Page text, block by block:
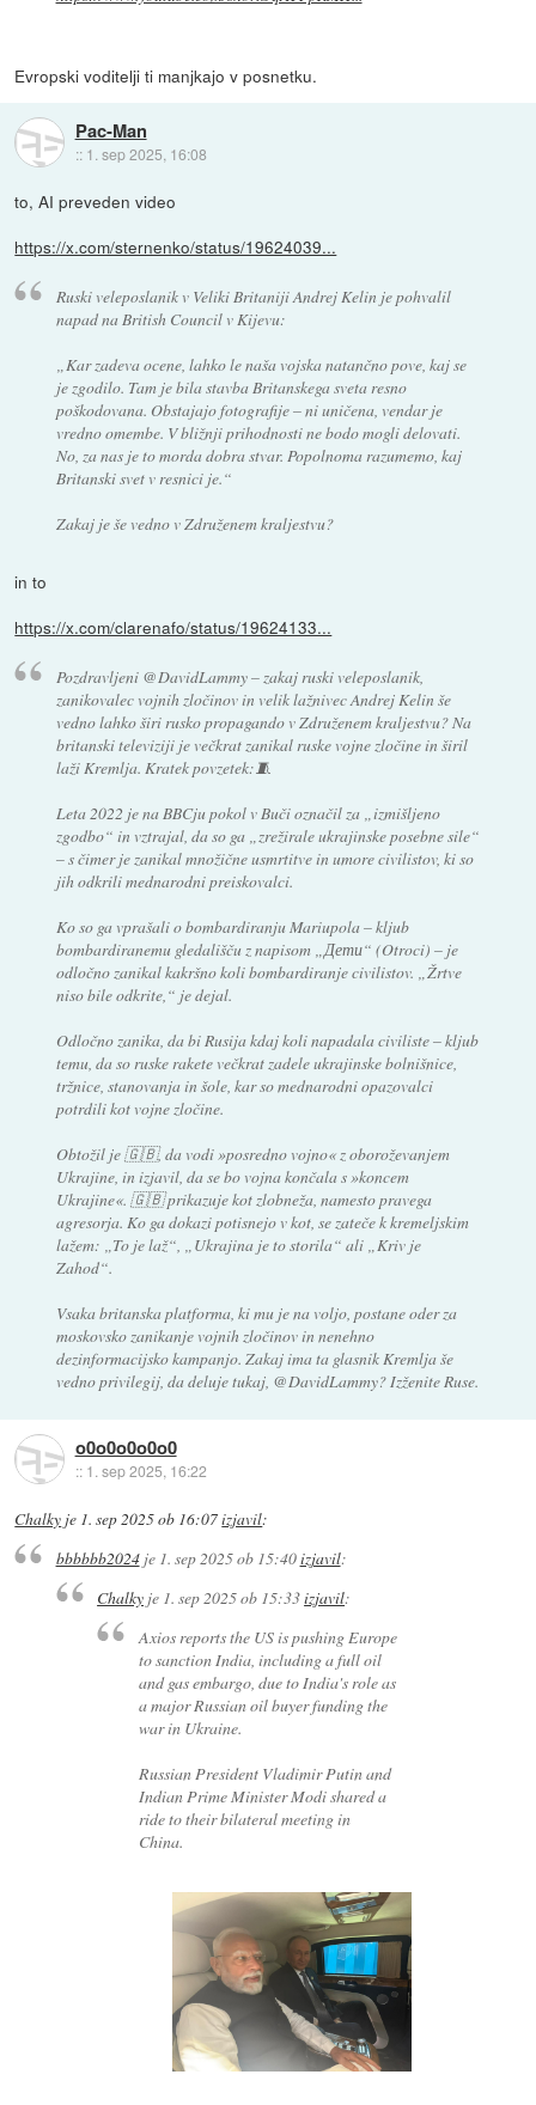
Evropski voditelji ti manjkajo v posnetku.
Pac-Man
:: 1. sep 2025, 16:08
to, AI preveden video
https://x.com/sternenko/status/19624039...
Ruski veleposlanik v Veliki Britaniji Andrej Kelin je pohvalil
napad na British Council v Kijevu:
„Kar zadeva ocene, lahko le naša vojska natančno pove, kaj se
je zgodilo. Tam je bila stavba Britanskega sveta resno
poškodovana. Obstajajo fotografije – ni uničena, vendar je
vredno omembe. V bližnji prihodnosti ne bodo mogli delovati.
No, za nas je to morda dobra stvar. Popolnoma razumemo, kaj
Britanski svet v resnici je.“
Zakaj je še vedno v Združenem kraljestvu?
in to
https://x.com/clarenafo/status/19624133...
Pozdravljeni @DavidLammy – zakaj ruski veleposlanik,
zanikovalec vojnih zločinov in velik lažnivec Andrej Kelin še
vedno lahko širi rusko propagando v Združenem kraljestvu? Na
britanski televiziji je večkrat zanikal ruske vojne zločine in širil
laži Kremlja. Kratek povzetek:🧵
Leta 2022 je na BBCju pokol v Buči označil za „izmišljeno
zgodbo“ in vztrajal, da so ga „zrežirale ukrajinske posebne sile“
– s čimer je zanikal množične usmrtitve in umore civilistov, ki so
jih odkrili mednarodni preiskovalci.
Ko so ga vprašali o bombardiranju Mariupola – kljub
bombardiranemu gledališču z napisom „Дети“ (Otroci) – je
odločno zanikal kakršno koli bombardiranje civilistov. „Žrtve
niso bile odkrite,“ je dejal.
Odločno zanika, da bi Rusija kdaj koli napadala civiliste – kljub
temu, da so ruske rakete večkrat zadele ukrajinske bolnišnice,
tržnice, stanovanja in šole, kar so mednarodni opazovalci
potrdili kot vojne zločine.
Obtožil je 🇬🇧, da vodi »posredno vojno« z oboroževanjem
Ukrajine, in izjavil, da se bo vojna končala s »koncem
Ukrajine«. 🇬🇧 prikazuje kot zlobneža, namesto pravega
agresorja. Ko ga dokazi potisnejo v kot, se zateče k kremeljskim
lažem: „To je laž“, „Ukrajina je to storila“ ali „Kriv je
Zahod“.
Vsaka britanska platforma, ki mu je na voljo, postane oder za
moskovsko zanikanje vojnih zločinov in nenehno
dezinformacijsko kampanjo. Zakaj ima ta glasnik Kremlja še
vedno privilegij, da deluje tukaj, @DavidLammy? Izženite Ruse.
o0o0o0o0o0
:: 1. sep 2025, 16:22
Chalky je 1. sep 2025 ob 16:07izjavil:
bbbbbb2024je 1. sep 2025 ob 15:40izjavil:
Chalky je 1. sep 2025 ob 15:33izjavil:
Axios reports the US is pushing Europe
to sanction India, including a full oil
and gas embargo, due to India's role as
a major Russian oil buyer funding the
war in Ukraine.
Russian President Vladimir Putin and
Indian Prime Minister Modi shared a
ride to their bilateral meeting in
China.